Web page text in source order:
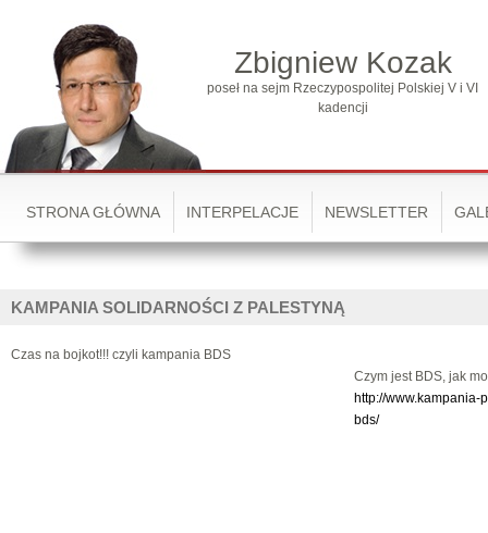
Zbigniew Kozak
poseł na sejm Rzeczypospolitej Polskiej V i VI
kadencji
STRONA GŁÓWNA INTERPELACJE NEWSLETTER
KAMPANIA SOLIDARNOŚCI Z PALESTYNĄ
Czas na bojkot!!! czyli kampania BDS
Czym jest BDS, jak
http://
bds/